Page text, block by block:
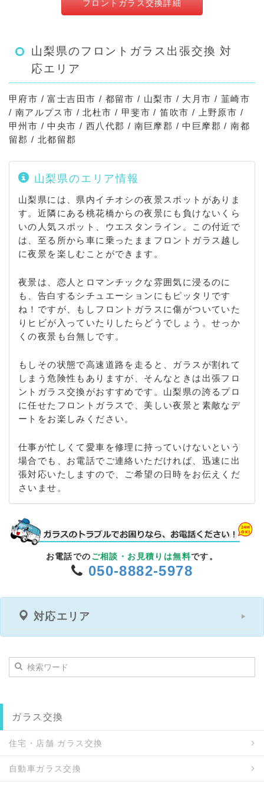
フロントガラス交換詳細
山梨県のフロントガラス出張交換 対
応エリア
甲府市 / 富士吉田市 / 都留市 / 山梨市 / 大月市 / 韮崎市
/ 南アルプス市 / 北杜市 / 甲斐市 / 笛吹市 / 上野原市 /
甲州市 / 中央市 / 西八代郡 / 南巨摩郡 / 中巨摩郡 / 南都
留郡 / 北都留郡
山梨県のエリア情報
山梨県には、県内イチオシの夜景スポットがありま
す。近隣にある桃花橋からの夜景にも負けないくら
いの人気スポット、ウエスタンライン。この付近で
は、至る所から車に乗ったままフロントガラス越し
に夜景を楽しむことができます。
夜景は、恋人とロマンチックな雰囲気に浸るのに
も、告白するシチュエーションにもピッタリです
ね！ですが、もしフロントガラスに傷がついていた
りヒビが入っていたりしたらどうでしょう。せっか
くの夜景も台無しです。
もしその状態で高速道路を走ると、ガラスが割れて
しまう危険性もありますが、そんなときは出張フロ
ントガラス交換がおすすめです。山梨県の誇るプロ
に任せたフロントガラスで、美しい夜景と素敵なデ
ートをお楽しみください。
仕事が忙しくて愛車を修理に持っていけないという
場合でも、お電話でご連絡いただければ、迅速に出
張対応いたしますので、ご希望の日時をお伝えくだ
さいませ。
お電話での ご相談・お見積りは無料です。
050-8882-5978
対応エリア
ガラス交換
住宅・店舗 ガラス交換
自動車ガラス交換